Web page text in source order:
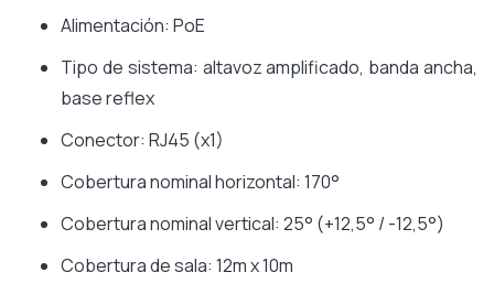
Alimentación: PoE
Tipo de sistema: altavoz amplificado, banda ancha,
base reflex
Conector: RJ45 (x1)
Cobertura nominal horizontal: 170°
Cobertura nominal vertical: 25° (+12,5° / -12,5°)
Cobertura de sala: 12m x 10m